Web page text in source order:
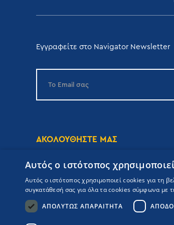
Εγγραφείτε στο Navigator Newsletter
ΑΚΟΛΟΥΘΗΣΤΕ ΜΑΣ
Copyrights Navigator © ΜΗ.Τ.Ε
Αυτός ο ιστότοπος
Αυτός ο ιστότοπος χρησιμοποιεί cookies για τη
συγκατάθεσή σας για όλα τα cookies σύμφωνα με
ΑΠΟΛΎΤΩΣ ΑΠΑΡΑΊΤΗΤΑ